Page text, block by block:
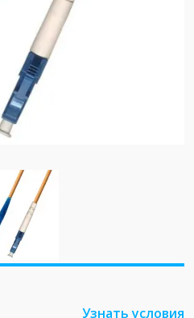
Узнать условия